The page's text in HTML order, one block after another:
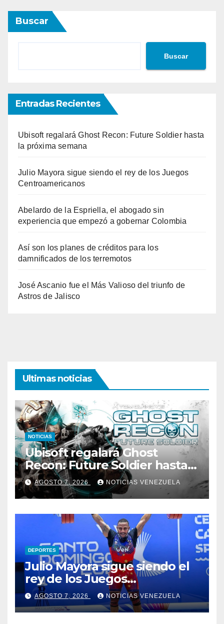
Buscar
Buscar
Entradas Recientes
Ubisoft regalará Ghost Recon: Future Soldier hasta
la próxima semana
Julio Mayora sigue siendo el rey de los Juegos
Centroamericanos
Abelardo de la Espriella, el abogado sin
experiencia que empezó a gobernar Colombia
Así son los planes de créditos para los
damnificados de los terremotos
José Ascanio fue el Más Valioso del triunfo de
Astros de Jalisco
Ultimas noticias
NOTICIAS
Ubisoft regalará Ghost
Recon: Future Soldier hasta
la próxima semana
AGOSTO 7, 2026 NOTICIAS VENEZUELA
DEPORTES
Julio Mayora sigue siendo el
rey de los Juegos
Centroamericanos
AGOSTO 7, 2026 NOTICIAS VENEZUELA